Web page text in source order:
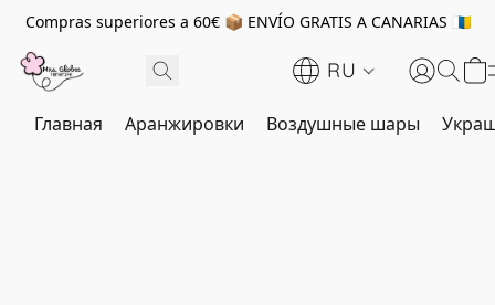
Compras superiores a 60€ 📦 ENVÍO GRATIS A CANARIAS 🇮🇨
RU
Главная Аранжировки Воздушные шары